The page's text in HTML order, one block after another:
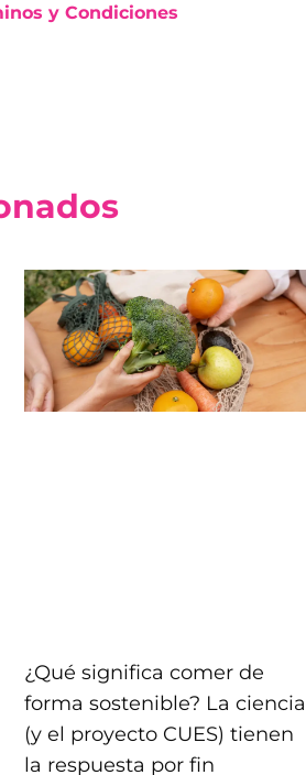
y Condiciones
¿Qué significa comer de
forma sostenible? La ciencia
(y el proyecto CUES) tienen
la respuesta por fin